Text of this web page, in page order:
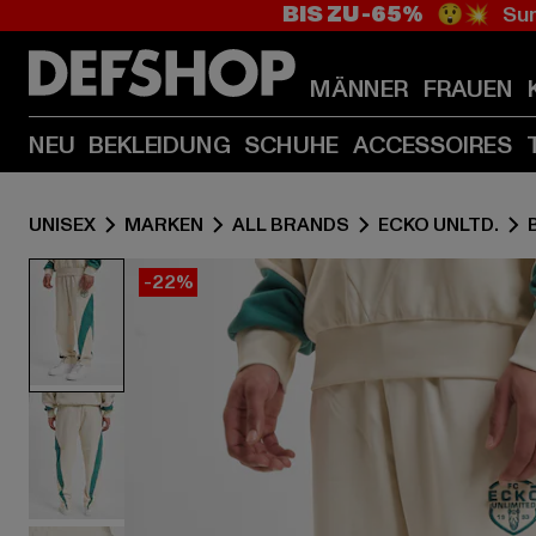
BIS ZU -65% 😲💥
MÄNNER FRAUEN
NEU BEKLEIDUNG SCHUHE ACCESSOIRES
UNISEX MARKEN ALL BRANDS ECKO UNLTD.
-22%